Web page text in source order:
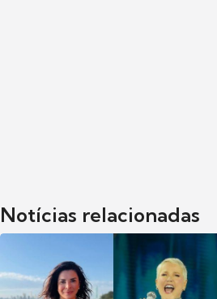
Notícias relacionadas